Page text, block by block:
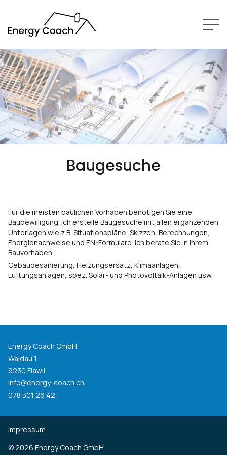
LEISTUNGEN
ÜBER MICH
KONTAKT
Baugesuche
Für die meisten baulichen Vorhaben benötigen Sie eine
Baubewilligung. Ich erstelle Baugesuche mit allen ergänzenden
Unterlagen wie z.B. Situationspläne, Skizzen, Berechnungen,
Energienachweise und EN-Formulare. Ich berate Sie in Ihrem
Bauvorhaben.
Gebäudesanierung, Heizungsersatz, Klimaanlagen,
Lüftungsanlagen, spez. Solar- und Photovoltaik-Anlagen usw.
Energy Coach GmbH
Waldau 1
9230 Flawil
info@energy-coach.ch
078 301 26 42
Impressum
©2026 Energy Coach GmbH